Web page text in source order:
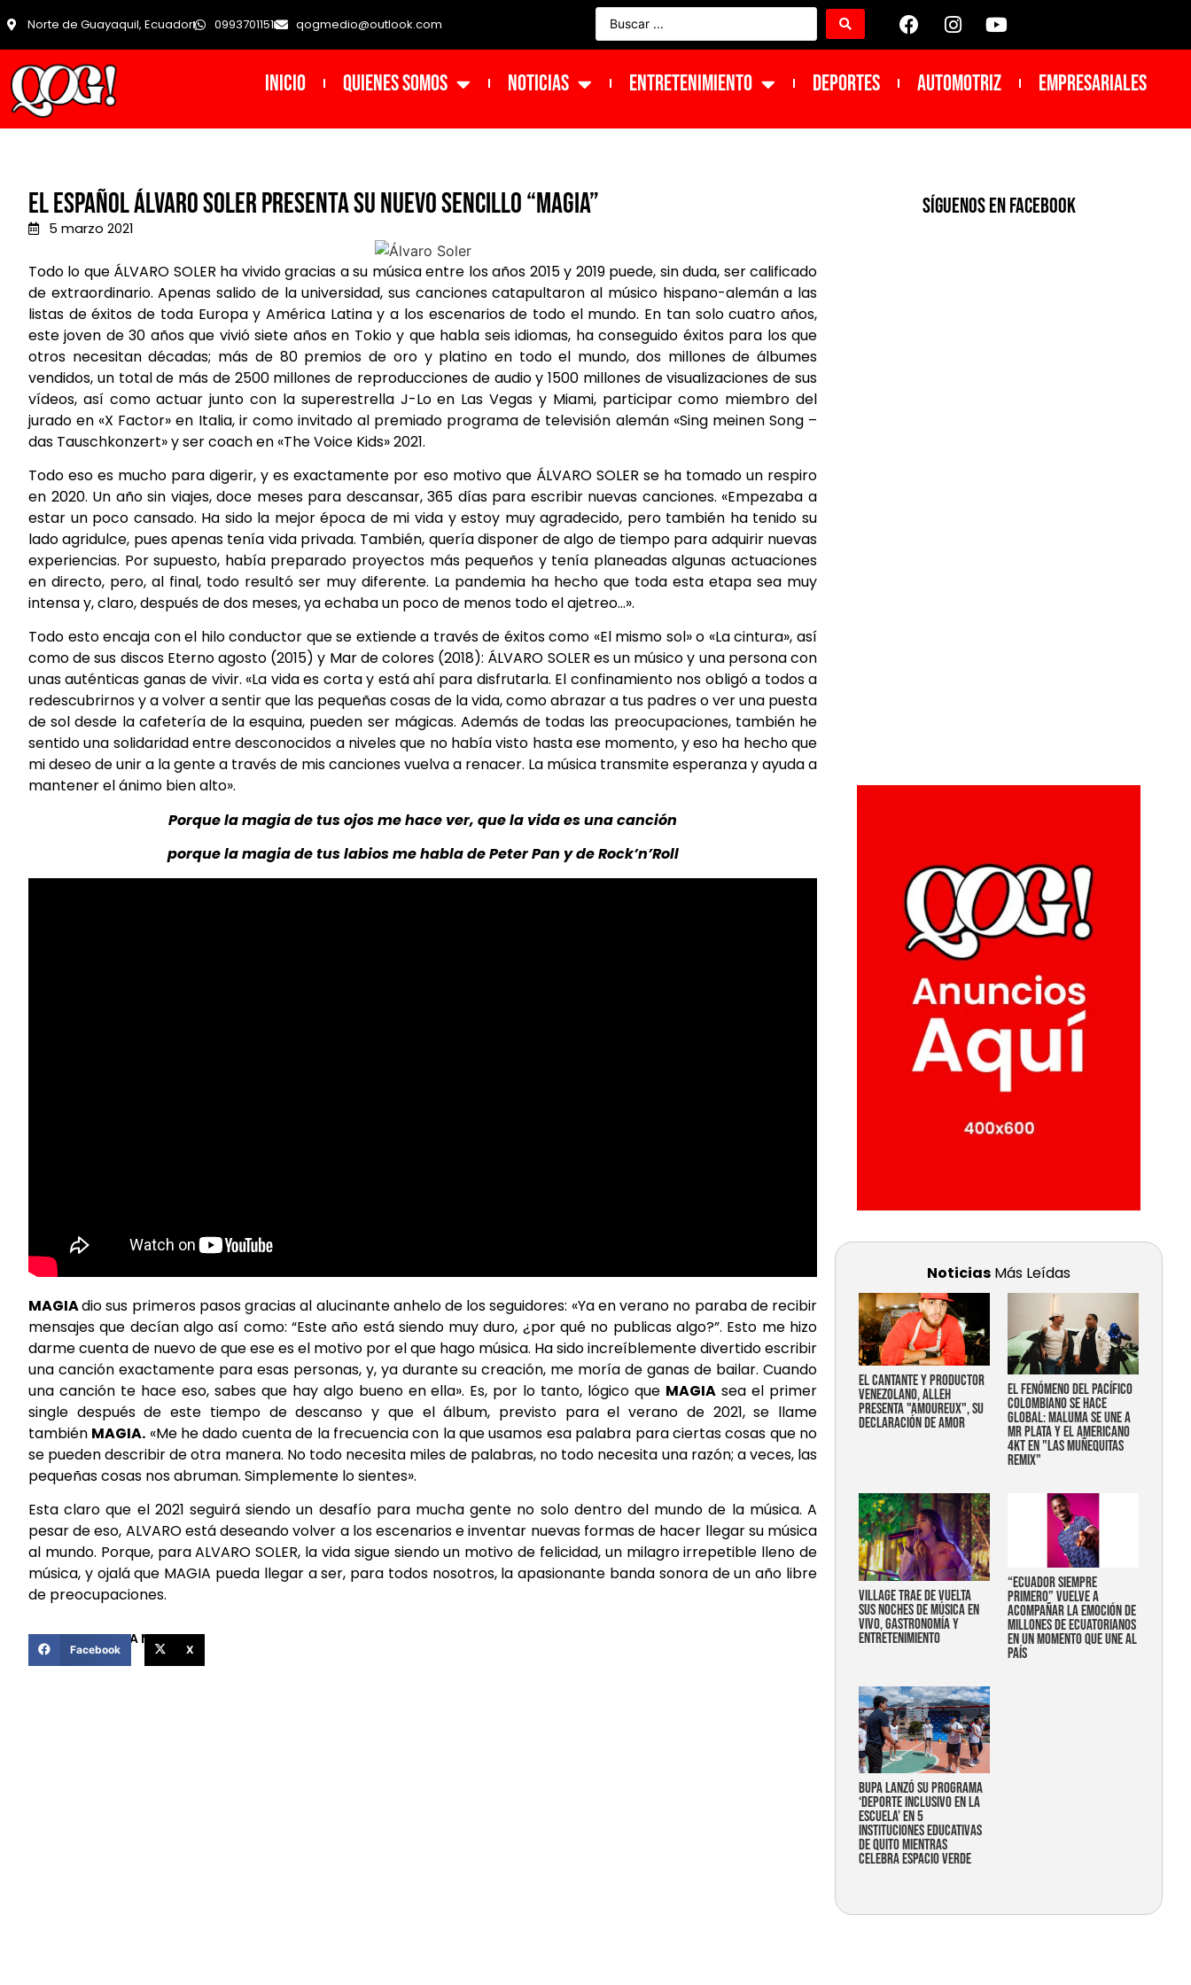
Norte de Guayaquil, Ecuador 0993701151 qogmedio@outlook.com
INICIO Quienes Somos NOTICIAS ENTRETENIMIENTO DEPORTES Automotriz Empresariales
El español Álvaro Soler presenta su nuevo sencillo “Magia”
5 marzo 2021
Todo lo que ÁLVARO SOLER ha vivido gracias a su música entre los años 2015 y 2019 puede, sin duda, ser calificado
de extraordinario. Apenas salido de la universidad, sus canciones catapultaron al músico hispano-alemán a las
listas de éxitos de toda Europa y América Latina y a los escenarios de todo el mundo. En tan solo cuatro años,
este joven de 30 años que vivió siete años en Tokio y que habla seis idiomas, ha conseguido éxitos para los que
otros necesitan décadas; más de 80 premios de oro y platino en todo el mundo, dos millones de álbumes
vendidos, un total de más de 2500 millones de reproducciones de audio y 1500 millones de visualizaciones de sus
vídeos, así como actuar junto con la superestrella J-Lo en Las Vegas y Miami, participar como miembro del
jurado en «X Factor» en Italia, ir como invitado al premiado programa de televisión alemán «Sing meinen Song –
das Tauschkonzert» y ser coach en «The Voice Kids» 2021.
Todo eso es mucho para digerir, y es exactamente por eso motivo que ÁLVARO SOLER se ha tomado un respiro
en 2020. Un año sin viajes, doce meses para descansar, 365 días para escribir nuevas canciones. «Empezaba a
estar un poco cansado. Ha sido la mejor época de mi vida y estoy muy agradecido, pero también ha tenido su
lado agridulce, pues apenas tenía vida privada. También, quería disponer de algo de tiempo para adquirir nuevas
experiencias. Por supuesto, había preparado proyectos más pequeños y tenía planeadas algunas actuaciones
en directo, pero, al final, todo resultó ser muy diferente. La pandemia ha hecho que toda esta etapa sea muy
intensa y, claro, después de dos meses, ya echaba un poco de menos todo el ajetreo…».
Todo esto encaja con el hilo conductor que se extiende a través de éxitos como «El mismo sol» o «La cintura», así
como de sus discos Eterno agosto (2015) y Mar de colores (2018): ÁLVARO SOLER es un músico y una persona con
unas auténticas ganas de vivir. «La vida es corta y está ahí para disfrutarla. El confinamiento nos obligó a todos a
redescubrirnos y a volver a sentir que las pequeñas cosas de la vida, como abrazar a tus padres o ver una puesta
de sol desde la cafetería de la esquina, pueden ser mágicas. Además de todas las preocupaciones, también he
sentido una solidaridad entre desconocidos a niveles que no había visto hasta ese momento, y eso ha hecho que
mi deseo de unir a la gente a través de mis canciones vuelva a renacer. La música transmite esperanza y ayuda a
mantener el ánimo bien alto».
Porque la magia de tus ojos me hace ver, que la vida es una canción
porque la magia de tus labios me habla de Peter Pan y de Rock’n’Roll
MAGIAdio sus primeros pasos gracias al alucinante anhelo de los seguidores: «Ya en verano no paraba de recibir
mensajes que decían algo así como: “Este año está siendo muy duro, ¿por qué no publicas algo?”. Esto me hizo
darme cuenta de nuevo de que ese es el motivo por el que hago música. Ha sido increíblemente divertido escribir
una canción exactamente para esas personas, y, ya durante su creación, me moría de ganas de bailar. Cuando
una canción te hace eso, sabes que hay algo bueno en ella». Es, por lo tanto, lógico que MAGIA sea el primer
single después de este tiempo de descanso y que el álbum, previsto para el verano de 2021, se llame
también MAGIA. «Me he dado cuenta de la frecuencia con la que usamos esa palabra para ciertas cosas que no
se pueden describir de otra manera. No todo necesita miles de palabras, no todo necesita una razón; a veces, las
pequeñas cosas nos abruman. Simplemente lo sientes».
Esta claro que el 2021 seguirá siendo un desafío para mucha gente no solo dentro del mundo de la música. A
pesar de eso, ALVARO está deseando volver a los escenarios e inventar nuevas formas de hacer llegar su música
al mundo. Porque, para ALVARO SOLER, la vida sigue siendo un motivo de felicidad, un milagro irrepetible lleno de
música, y ojalá que MAGIA pueda llegar a ser, para todos nosotros, la apasionante banda sonora de un año libre
de preocupaciones.
COMPARTIR ESTA NOTICIA
Facebook X
SíGUENOS EN FACEBOOK
Noticias Más Leídas
EL CANTANTE Y PRODUCTOR
VENEZOLANO, ALLEH
PRESENTA "AMOUREUX", SU
DECLARACIÓN DE AMOR
EL FENÓMENO DEL PACÍFICO
COLOMBIANO SE HACE
GLOBAL: MALUMA SE UNE A
MR PLATA Y EL AMERICANO
4KT EN "LAS MUÑEQUITAS
REMIX"
Village trae de vuelta
sus noches de música en
vivo, gastronomía y
entretenimiento
“Ecuador siempre
primero” vuelve a
acompañar la emoción de
millones de ecuatorianos
en un momento que une al
país
Bupa lanzó su programa
‘Deporte Inclusivo en la
Escuela’ en 5
instituciones educativas
de Quito mientras
celebra espacio verde